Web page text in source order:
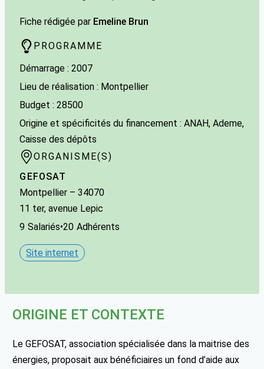
Fiche rédigée par Emeline Brun
PROGRAMME
Démarrage : 2007
Lieu de réalisation : Montpellier
Budget : 28500
Origine et spécificités du financement : ANAH, Ademe,
Caisse des dépôts
ORGANISME(S)
GEFOSAT
Montpellier – 34070
11 ter, avenue Lepic
9 Salariés•20 Adhérents
Site internet
ORIGINE ET CONTEXTE
Le GEFOSAT, association spécialisée dans la maitrise des
énergies, proposait aux bénéficiaires un fond d’aide aux